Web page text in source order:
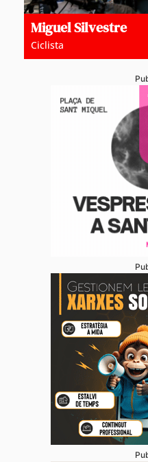
Miguel Silvestre
Ciclista